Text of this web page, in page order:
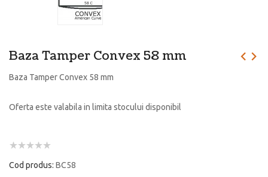
Baza Tamper Convex 58 mm
Baza Tamper Convex 58 mm
Oferta este valabila in limita stocului disponibil
Cod produs: BC58